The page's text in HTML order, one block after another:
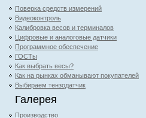
Поверка средств измерений
Видеоконтроль
Калибровка весов и терминалов
Цифровые и аналоговые датчики
Программное обеспечение
ГОСТы
Как выбрать весы?
Как на рынках обманывают покупателей
Выбираем тензодатчик
Галерея
Производство